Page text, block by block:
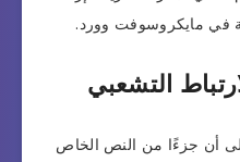
في مايكروسوفت وورد.
التشعبي
أن جزءًا من النص الخاص